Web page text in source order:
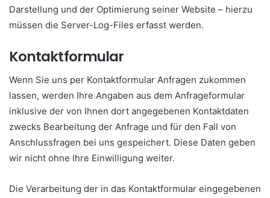
Darstellung und der Optimierung seiner Website – hierzu
müssen die Server-Log-Files erfasst werden.
Kontaktformular
Wenn Sie uns per Kontaktformular Anfragen zukommen
lassen, werden Ihre Angaben aus dem Anfrageformular
inklusive der von Ihnen dort angegebenen Kontaktdaten
zwecks Bearbeitung der Anfrage und für den Fall von
Anschlussfragen bei uns gespeichert. Diese Daten geben
wir nicht ohne Ihre Einwilligung weiter.
Die Verarbeitung der in das Kontaktformular eingegebenen